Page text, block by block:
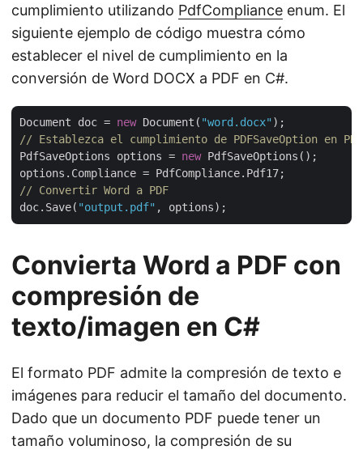
cumplimiento utilizando PdfCompliance enum. El
siguiente ejemplo de código muestra cómo
establecer el nivel de cumplimiento en la
conversión de Word DOCX a PDF en C#.
Document doc = new Document( "word.docx"
// Establezca el cumplimiento de PDFSaveOption en
PdfSaveOptions options = new PdfSaveOptions();
// Convertir Word a PDF
doc.Save( "output.pdf"
Convierta Word a PDF con
compresión de
texto/imagen en C#
El formato PDF admite la compresión de texto e
imágenes para reducir el tamaño del documento.
Dado que un documento PDF puede tener un
tamaño voluminoso, la compresión de su